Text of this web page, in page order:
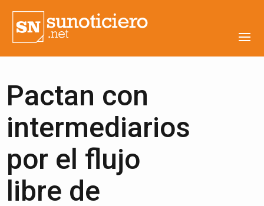
Pactan con
intermediarios
por el flujo
libre de